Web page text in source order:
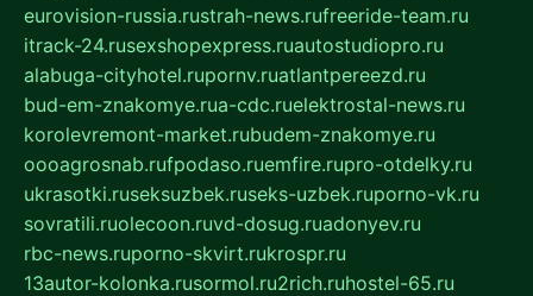
eurovision-russia.rustrah-news.rufreeride-team.ru
itrack-24.rusexshopexpress.ruautostudiopro.ru
alabuga-cityhotel.rupornv.ruatlantpereezd.ru
bud-em-znakomye.rua-cdc.ruelektrostal-news.ru
korolevremont-market.rubudem-znakomye.ru
oooagrosnab.rufpodaso.ruemfire.rupro-otdelky.ru
ukrasotki.ruseksuzbek.ruseks-uzbek.ruporno-vk.ru
sovratili.ruolecoon.ruvd-dosug.ruadonyev.ru
rbc-news.ruporno-skvirt.rukrospr.ru
13autor-kolonka.rusormol.ru2rich.ruhostel-65.ru